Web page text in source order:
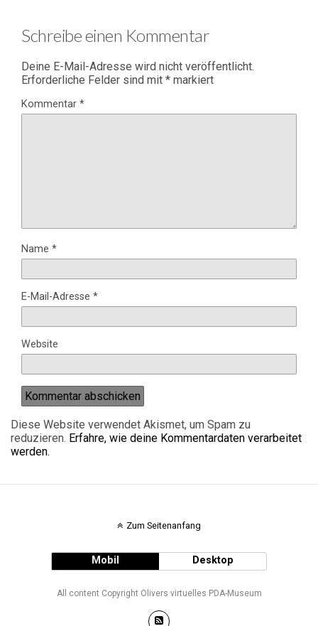
Schreibe einen Kommentar
Deine E-Mail-Adresse wird nicht veröffentlicht.
Erforderliche Felder sind mit * markiert
Kommentar *
Name *
E-Mail-Adresse *
Website
Diese Website verwendet Akismet, um Spam zu
reduzieren. Erfahre, wie deine Kommentardaten verarbeitet
werden.
Zum Seitenanfang
Mobil Desktop
All content Copyright Olivers virtuelles PDA-Museum